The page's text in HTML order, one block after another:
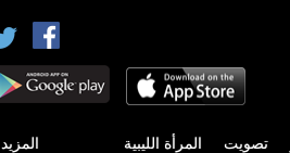
تصويت المرأة الليبية المزيد